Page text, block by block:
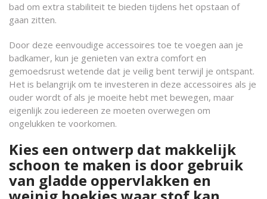
bad om extra stabiliteit te bieden tijdens het opstaan ​​of
gaan zitten.
Door deze eenvoudige accessoires toe te voegen aan je
badkamer, kun je genieten van extra comfort en
gemoedsrust wetende dat je veilig bent terwijl je ontspant.
Het is belangrijk om te investeren in deze accessoires als je
ouder wordt of als je moeite hebt met bewegen, maar
eigenlijk zou iedereen ze moeten overwegen om
ongelukken te voorkomen.
Kies een ontwerp dat makkelijk
schoon te maken is door gebruik
van gladde oppervlakken en